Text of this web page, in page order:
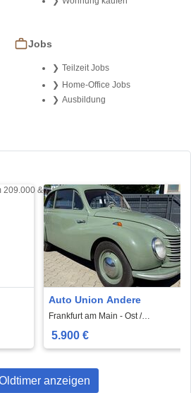
Jobs
Teilzeit Jobs
Home-Office Jobs
Ausbildung
Auto Union Andere
Frankfurt am Main - Ost /
5.900 €
anzeigen